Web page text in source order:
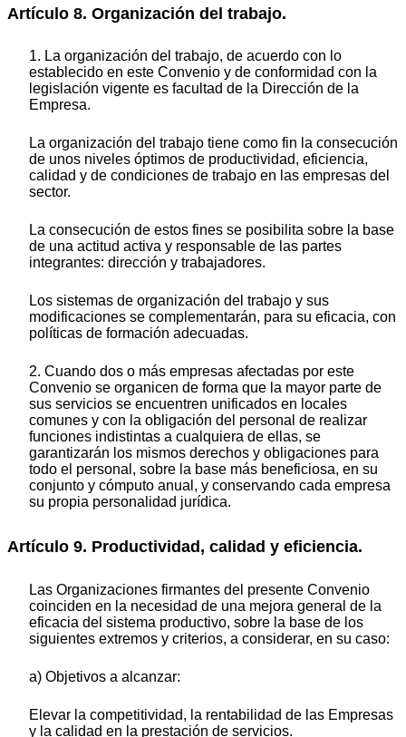
Artículo 8. Organización del trabajo.
1. La organización del trabajo, de acuerdo con lo
establecido en este Convenio y de conformidad con la
legislación vigente es facultad de la Dirección de la
Empresa.
La organización del trabajo tiene como fin la consecución
de unos niveles óptimos de productividad, eficiencia,
calidad y de condiciones de trabajo en las empresas del
sector.
La consecución de estos fines se posibilita sobre la base
de una actitud activa y responsable de las partes
integrantes: dirección y trabajadores.
Los sistemas de organización del trabajo y sus
modificaciones se complementarán, para su eficacia, con
políticas de formación adecuadas.
2. Cuando dos o más empresas afectadas por este
Convenio se organicen de forma que la mayor parte de
sus servicios se encuentren unificados en locales
comunes y con la obligación del personal de realizar
funciones indistintas a cualquiera de ellas, se
garantizarán los mismos derechos y obligaciones para
todo el personal, sobre la base más beneficiosa, en su
conjunto y cómputo anual, y conservando cada empresa
su propia personalidad jurídica.
Artículo 9. Productividad, calidad y eficiencia.
Las Organizaciones firmantes del presente Convenio
coinciden en la necesidad de una mejora general de la
eficacia del sistema productivo, sobre la base de los
siguientes extremos y criterios, a considerar, en su caso:
a) Objetivos a alcanzar:
Elevar la competitividad, la rentabilidad de las Empresas
y la calidad en la prestación de servicios.